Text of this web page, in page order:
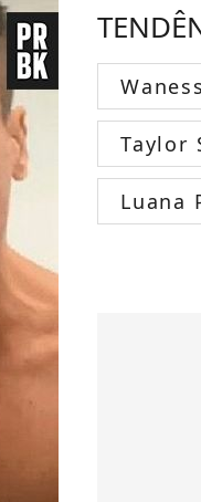
Taylor
Luana